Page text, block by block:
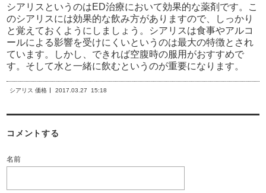
シアリスというのはED治療において効果的な薬剤です。こ
のシアリスには効果的な飲み方がありますので、しっかり
と覚えておくようにしましょう。シアリスは食事やアルコ
ールによる影響を受けにくいというのは最大の特徴とされ
ています。しかし、できれば空腹時の服用がおすすめで
す。そして水と一緒に飲むというのが重要になります。
シアリス 価格 2017.03.27 15:18
コメントする
名前